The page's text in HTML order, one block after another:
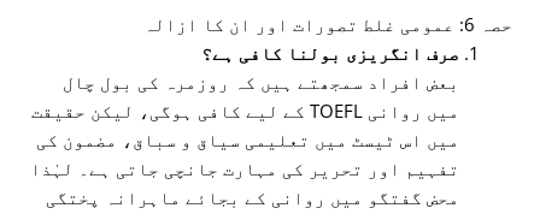
حصہ 6: عمومی غلط تصورات اور ان کا ازالہ
صرف انگریزی بولنا کافی ہے؟
بعض افراد سمجھتے ہیں کہ روزمرہ کی بول چال
میں روانی TOEFL کے لیے کافی ہوگی، لیکن حقیقت
میں اس ٹیسٹ میں تعلیمی سیاق و سباق، مضمون کی
تفہیم اور تحریر کی مہارت جانچی جاتی ہے۔ لہٰذا
محض گفتگو میں روانی کے بجائے ماہرانہ پختگی